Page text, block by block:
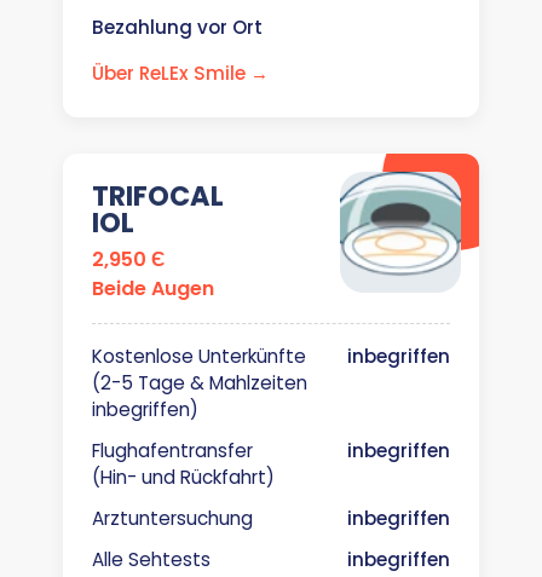
Bezahlung vor Ort
Über ReLEx Smile →
TRIFOCAL
IOL
2,950 Є
Beide Augen
Kostenlose Unterkünfte
(2-5 Tage & Mahlzeiten
inbegriffen)
inbegriffen
Flughafentransfer
(Hin- und Rückfahrt)
inbegriffen
Arztuntersuchung
inbegriffen
Alle Sehtests
inbegriffen